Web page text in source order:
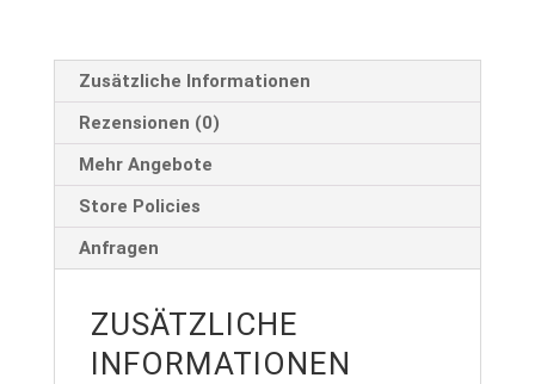
Zusätzliche Informationen
Rezensionen (0)
Mehr Angebote
Store Policies
Anfragen
ZUSÄTZLICHE
INFORMATIONEN